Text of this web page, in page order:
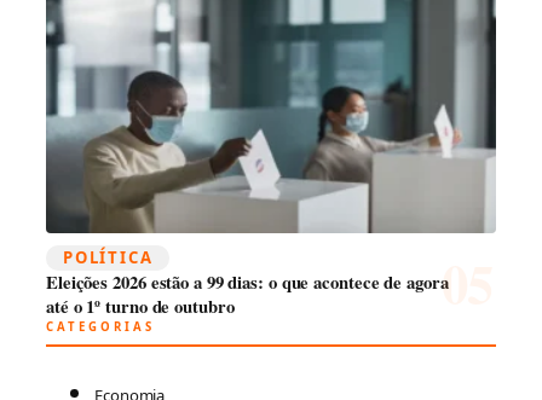
POLÍTICA
Eleições 2026 estão a 99 dias: o que acontece de agora
até o 1º turno de outubro
CATEGORIAS
Economia